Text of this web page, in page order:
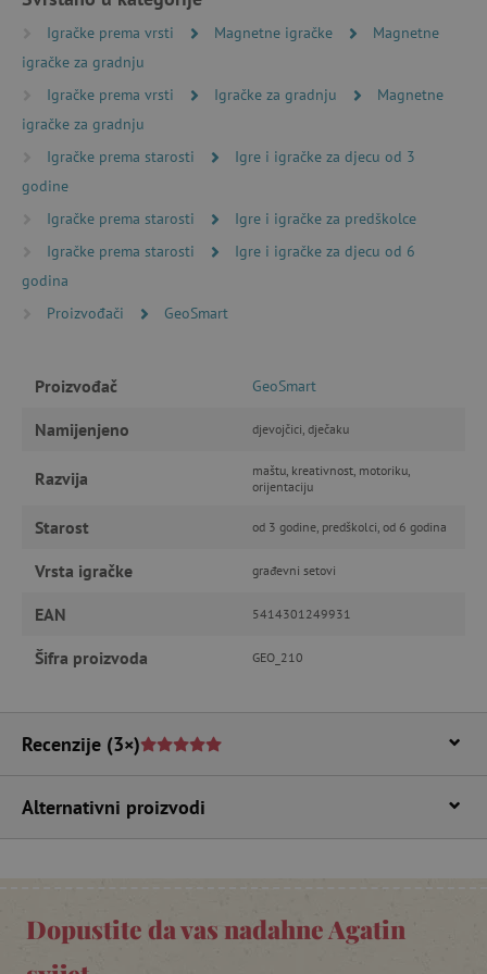
Igračke prema vrsti Magnetne igračke
Magnetne
igračke za gradnju
Igračke prema vrsti
Igračke za gradnju
Magnetne
igračke za gradnju
Igračke prema starosti
Igre i igračke za djecu od 3
godine
Igračke prema starosti
Igre i igračke za predškolce
Igračke prema starosti
Igre i igračke za djecu od 6
godina
Proizvođači
GeoSmart
Proizvođač GeoSmart
Namijenjeno djevojčici, dječaku
Razvija
maštu, kreativnost, motoriku,
orijentaciju
Starost od 3 godine, predškolci, od 6 godina
Vrsta igračke građevni setovi
EAN 5414301249931
Šifra proizvoda GEO_210
Recenzije (3×)
Alternativni proizvodi
Dopustite da vas nadahne Agatin
Funkcionalnost
Nužno potrebni kolačići omogućavaju osnovnu
funkcionalnost internetske stranice, kao što su
odgovarajuće upotrebljavati bez nužno
CookieScriptConsent
featureFlagIdentifier
Googleovu politiku privatnosti